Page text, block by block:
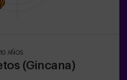
AÑOS
(Gincana)